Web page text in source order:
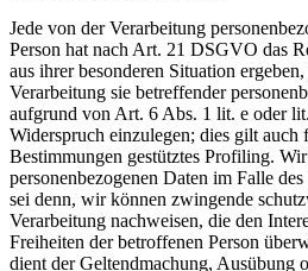
Jede von der Verarbeitung
Person hat nach Art. 21 DSGVO das
aus ihrer besonderen Situation
Verarbeitung sie betreffender
aufgrund von Art. 6 Abs. 1 lit. e oder
Widerspruch einzulegen; dies gilt auch
Bestimmungen gestütztes Profiling.
personenbezogenen Daten im Falle
sei denn, wir können zwingende
Verarbeitung nachweisen, die den
Freiheiten der betroffenen Person
dient der Geltendmachung, Ausübung